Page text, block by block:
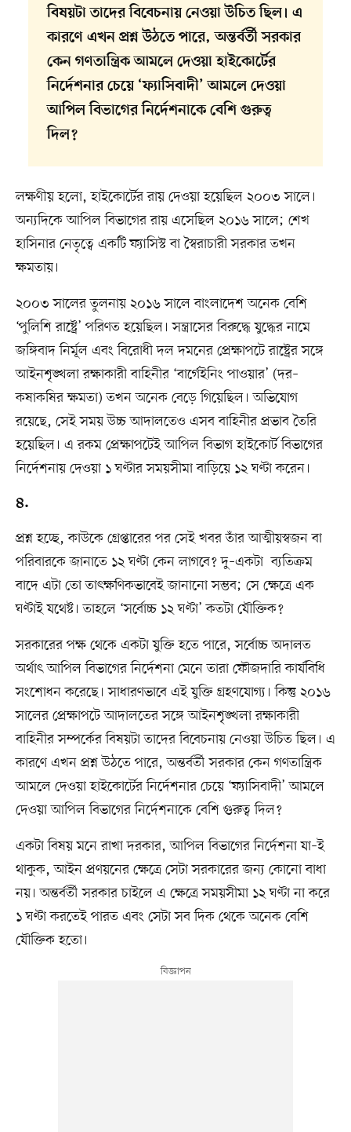
বিষয়টা তাদের বিবেচনায় নেওয়া উচিত ছিল। এ
কারণে এখন প্রশ্ন উঠতে পারে, অন্তর্বর্তী সরকার
কেন গণতান্ত্রিক আমলে দেওয়া হাইকোর্টের
নির্দেশনার চেয়ে ‘ফ্যাসিবাদী’ আমলে দেওয়া
আপিল বিভাগের নির্দেশনাকে বেশি গুরুত্ব
দিল?
লক্ষণীয় হলো, হাইকোর্টের রায় দেওয়া হয়েছিল ২০০৩ সালে।
অন্যদিকে আপিল বিভাগের রায় এসেছিল ২০১৬ সালে; শেখ
হাসিনার নেতৃত্বে একটি ফ্যাসিস্ট বা স্বৈরাচারী সরকার তখন
ক্ষমতায়।
২০০৩ সালের তুলনায় ২০১৬ সালে বাংলাদেশ অনেক বেশি
‘পুলিশি রাষ্ট্রে’ পরিণত হয়েছিল। সন্ত্রাসের বিরুদ্ধে যুদ্ধের নামে
জঙ্গিবাদ নির্মূল এবং বিরোধী দল দমনের প্রেক্ষাপটে রাষ্ট্রের সঙ্গে
আইনশৃঙ্খলা রক্ষাকারী বাহিনীর ‘বার্গেইনিং পাওয়ার’ (দর–
কষাকষির ক্ষমতা) তখন অনেক বেড়ে গিয়েছিল। অভিযোগ
রয়েছে, সেই সময় উচ্চ আদালতেও এসব বাহিনীর প্রভাব তৈরি
হয়েছিল। এ রকম প্রেক্ষাপটেই আপিল বিভাগ হাইকোর্ট বিভাগের
নির্দেশনায় দেওয়া ১ ঘণ্টার সময়সীমা বাড়িয়ে ১২ ঘণ্টা করেন।
৪.
প্রশ্ন হচ্ছে, কাউকে গ্রেপ্তারের পর সেই খবর তাঁর আত্মীয়স্বজন বা
পরিবারকে জানাতে ১২ ঘণ্টা কেন লাগবে? দু–একটা ব্যতিক্রম
বাদে এটা তো তাৎক্ষণিকভাবেই জানানো সম্ভব; সে ক্ষেত্রে এক
ঘণ্টাই যথেষ্ট। তাহলে ‘সর্বোচ্চ ১২ ঘণ্টা’ কতটা যৌক্তিক?
সরকারের পক্ষ থেকে একটা যুক্তি হতে পারে, সর্বোচ্চ অদালত
অর্থাৎ আপিল বিভাগের নির্দেশনা মেনে তারা ফৌজদারি কার্যবিধি
সংশোধন করেছে। সাধারণভাবে এই যুক্তি গ্রহণযোগ্য। কিন্তু ২০১৬
সালের প্রেক্ষাপটে আদালতের সঙ্গে আইনশৃঙ্খলা রক্ষাকারী
বাহিনীর সম্পর্কের বিষয়টা তাদের বিবেচনায় নেওয়া উচিত ছিল। এ
কারণে এখন প্রশ্ন উঠতে পারে, অন্তর্বর্তী সরকার কেন গণতান্ত্রিক
আমলে দেওয়া হাইকোর্টের নির্দেশনার চেয়ে ‘ফ্যাসিবাদী’ আমলে
দেওয়া আপিল বিভাগের নির্দেশনাকে বেশি গুরুত্ব দিল?
একটা বিষয় মনে রাখা দরকার, আপিল বিভাগের নির্দেশনা যা–ই
থাকুক, আইন প্রণয়নের ক্ষেত্রে সেটা সরকারের জন্য কোনো বাধা
নয়। অন্তর্বর্তী সরকার চাইলে এ ক্ষেত্রে সময়সীমা ১২ ঘণ্টা না করে
১ ঘণ্টা করতেই পারত এবং সেটা সব দিক থেকে অনেক বেশি
যৌক্তিক হতো।